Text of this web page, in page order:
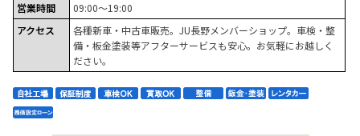
営業時間
09:00～19:00
アクセス
各種新車・中古車販売。JU長野メンバーショップ。車検・整
備・板金塗装等アフターサービスも安心。お気軽にお越しく
ださい。